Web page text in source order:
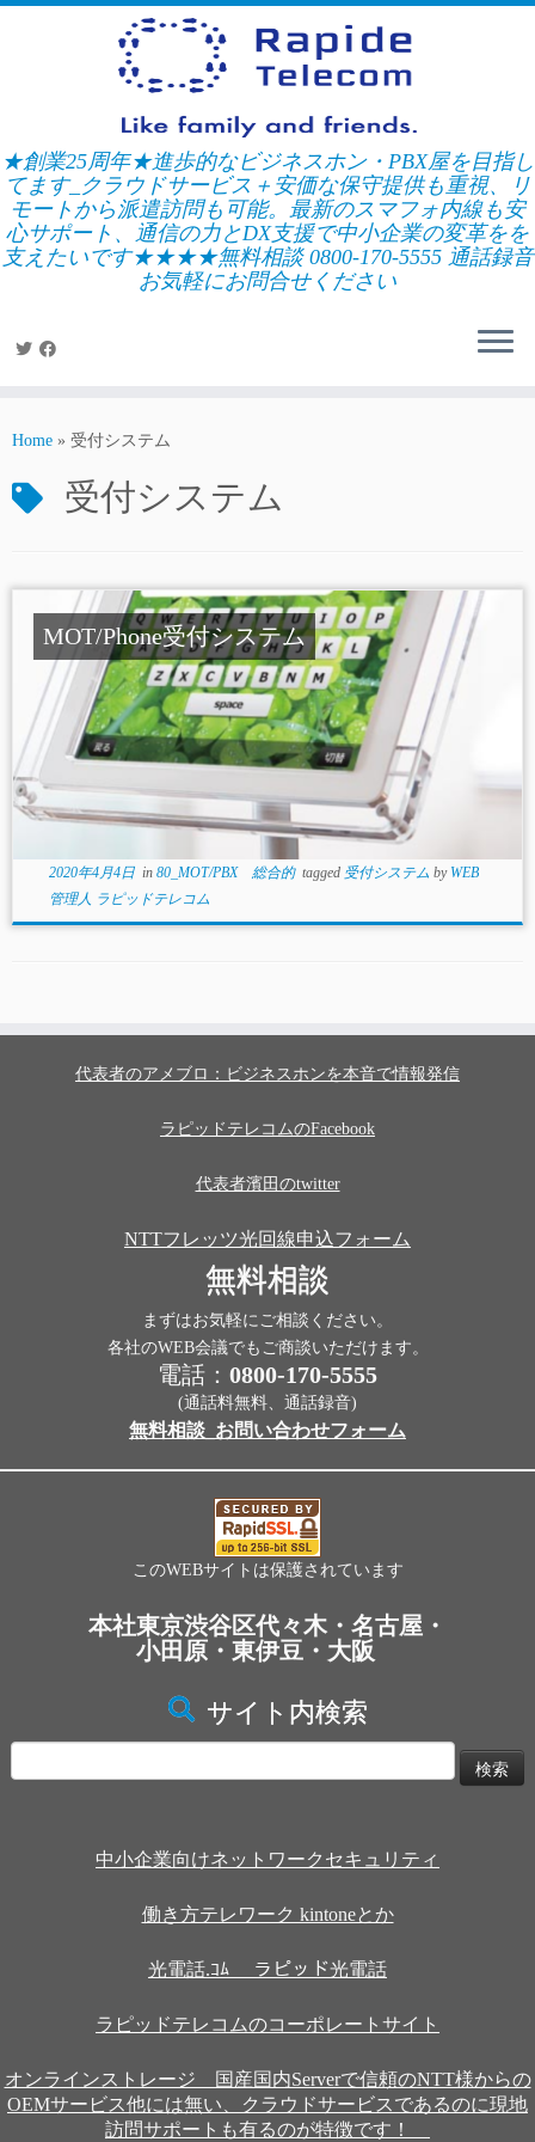
Skip
★創業25周年★進歩的なビジネスホン・PBX屋を目指し
てます_クラウドサービス＋安価な保守提供も重視、リ
モートから派遣訪問も可能。最新のスマフォ内線も安
心サポート、通信の力とDX支援で中小企業の変革をを
支えたいです★★★★無料相談 0800-170-5555 通話録音
お気軽にお問合せください
Home » 受付システム
受付システム
MOT/Phone受付システム
2020年4月4日in 80_MOT/PBX 総合的 tagged 受付システム by WEB
管理人 ラピッドテレコム
代表者のアメブロ：ビジネスホンを本音で情報発信
ラピッドテレコムのFacebook
代表者濱田のtwitter
NTTフレッツ光回線申込フォーム
無料相談
まずはお気軽にご相談ください。
各社のWEB会議でもご商談いただけます。
電話： 0800-170-5555
(通話料無料、通話録音)
無料相談_お問い合わせフォーム
このWEBサイトは保護されています
本社東京渋谷区代々木・名古屋・
小田原・東伊豆・大阪
サイト内検索
索:
中小企業向けネットワークセキュリティ
働き方テレワーク kintoneとか
光電話.ｺﾑ ラピッド光電話
ラピッドテレコムのコーポレートサイト
オンラインストレージ 国産国内Serverで信頼のNTT様からの
OEMサービス他には無い、クラウドサービスであるのに現地
訪問サポートも有るのが特徴です！